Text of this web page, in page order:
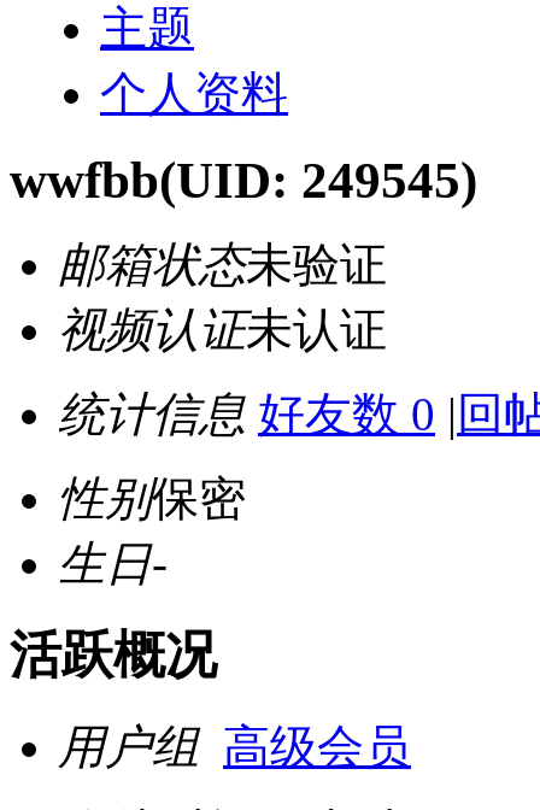
主题
个人资料
wwfbb(UID: 249545)
邮箱状态未验证
视频认证未认证
统计信息 好友数 0 | 回
性别保密
生日-
活跃概况
用户组 高级会员